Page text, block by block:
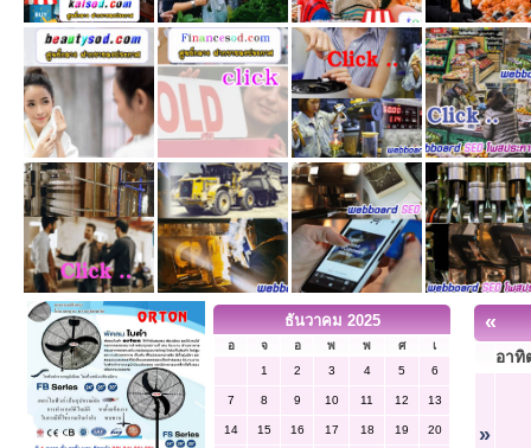
ธันวาคม 2025
อ จ อ พ พ ศ
เ
1
2 3 4 5 6
7 8 9 10 11 12 13
14 15 16 17 18 19 20
«
อาทิ
»